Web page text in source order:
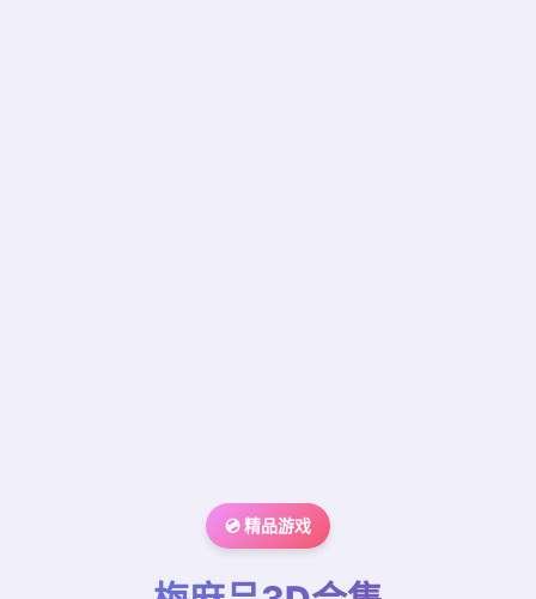
💿 精品游戏